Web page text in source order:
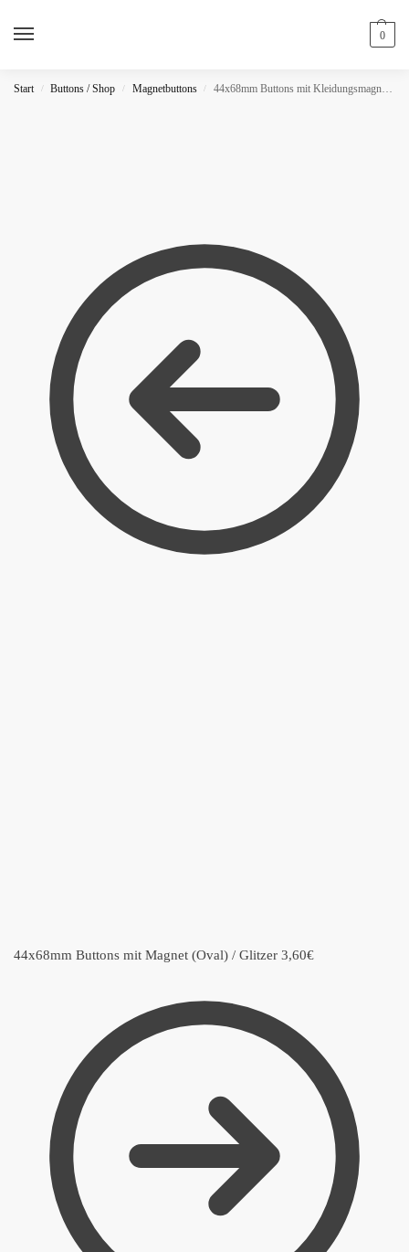
0
Start / Buttons / Shop / Magnetbuttons / 44x68mm Buttons mit Kleidungsmagnet (Oval) / Glitzer
44x68mm Buttons mit Magnet (Oval) / Glitzer 3,60€